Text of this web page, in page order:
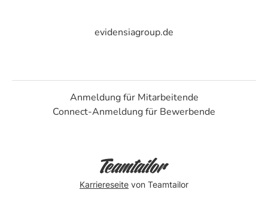
evidensiagroup.de
Anmeldung für Mitarbeitende
Connect-Anmeldung für Bewerbende
Karriereseite von Teamtailor